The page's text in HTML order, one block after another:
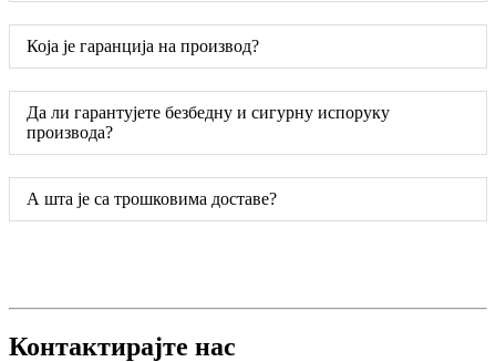
Која је гаранција на производ?
Да ли гарантујете безбедну и сигурну испоруку
производа?
А шта је са трошковима доставе?
Контактирајте нас